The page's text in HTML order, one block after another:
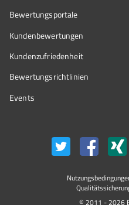
Bewertungsportale
Kundenbewertungen
Kundenzufriedenheit
Bewertungs­richtlinien
Events
© 2011 - 2026